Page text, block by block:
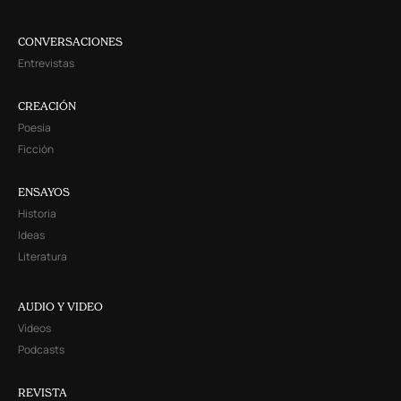
CONVERSACIONES
Entrevistas
CREACIÓN
Poesía
Ficción
ENSAYOS
Historia
Ideas
Literatura
AUDIO Y VIDEO
Videos
Podcasts
REVISTA